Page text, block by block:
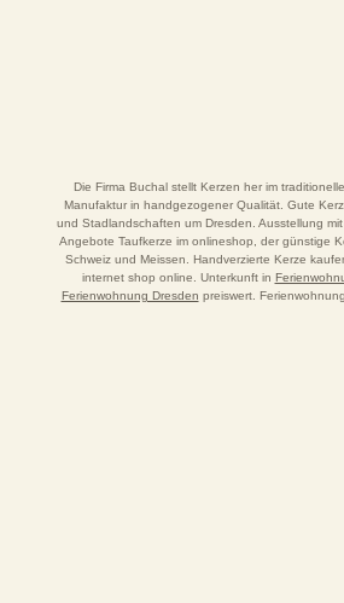
Die Firma Buchal stellt Kerzen her im
Manufaktur in handgezogener Qualität. Gute
und Stadlandschaften um Dresden. Ausstellung
Angebote Taufkerze im onlineshop, der günstige
Schweiz und Meissen. Handverzierte Kerze
internet shop online. Unterkunft in
Ferienwohnung Dresden preiswert.